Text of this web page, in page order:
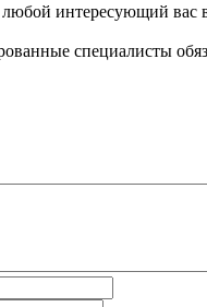
интересующий вас
специалисты